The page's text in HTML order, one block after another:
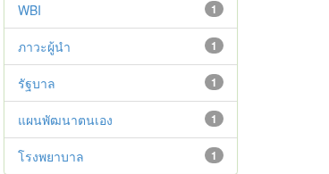
1
WBI
1
ภาวะผู้นำ
1
รัฐบาล
1
แผนพัฒนาตนเอง
1
โรงพยาบาล